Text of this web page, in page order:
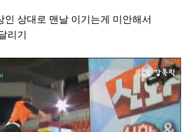
인 상대로 맨날 이기는게 미안해서
리기